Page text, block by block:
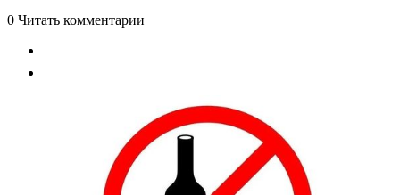
0 Читать комментарии